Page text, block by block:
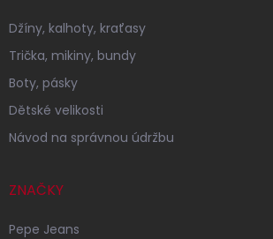
Džíny, kalhoty, kraťasy
Trička, mikiny, bundy
Boty, pásky
Dětské velikosti
Návod na správnou údržbu
ZNAČKY
Pepe Jeans